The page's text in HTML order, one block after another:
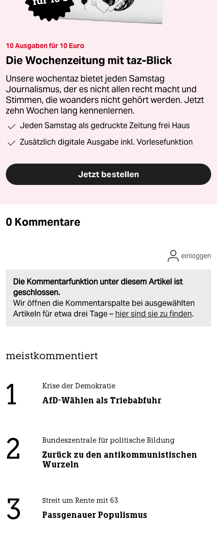
10 Ausgaben für 10 Euro
Die Wochenzeitung mit taz-Blick
Unsere wochentaz bietet jeden Samstag
Journalismus, der es nicht allen recht macht und
Stimmen, die woanders nicht gehört werden. Jetzt
zehn Wochen lang kennenlernen.
Jeden Samstag als gedruckte Zeitung frei Haus
Zusätzlich digitale Ausgabe inkl. Vorlesefunktion
Jetzt bestellen
0 Kommentare
Die Kommentarfunktion unter diesem Artikel ist
geschlossen.
Wir öffnen die Kommentarspalte bei ausgewählten
Artikeln für etwa drei Tage – hier sind sie zu finden.
einloggen
meistkommentiert
1 Krise der Demokratie
AfD-Wählen als Triebabfuhr
2 Bundeszentrale für politische Bildung
Zurück zu den antikommunistischen
Wurzeln
3 Streit um Rente mit 63
Passgenauer Populismus